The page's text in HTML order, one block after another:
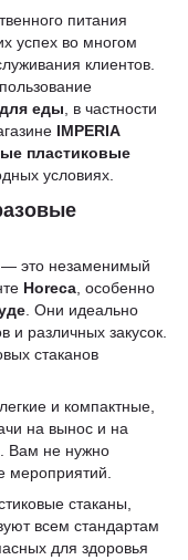
питания
успех во многом
клиентов.
еды, в частности
IMPERIA
пластиковые
условиях.
— это незаменимый
Horeca , особенно
. Они идеально
и различных закусок.
стаканов
и компактные,
на вынос и на
Вам не нужно
мероприятий.
стаканы,
всем стандартам
для здоровья